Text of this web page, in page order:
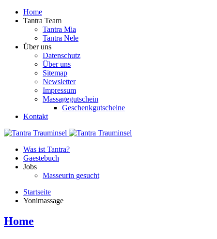
Home
Tantra Team
Tantra Mia
Tantra Nele
Über uns
Datenschutz
Über uns
Sitemap
Newsletter
Impressum
Massagegutschein
Geschenkgutscheine
Kontakt
Was ist Tantra?
Gaestebuch
Jobs
Masseurin gesucht
Startseite
Yonimassage
Home